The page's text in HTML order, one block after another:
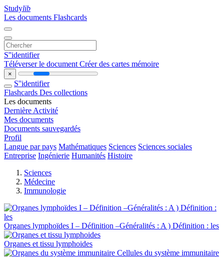
Studylib
Les documents Flashcards
S''identifier
Téléverser le document Créer des cartes mémoire
×
S''identifier
Flashcards Des collections
Les documents
Dernière Activité
Mes documents
Documents sauvegardés
Profil
Langue par pays Mathématiques Sciences Sciences sociales
Entreprise Ingénierie Humanités Histoire
Sciences
Médecine
Immunologie
Organes lymphoïdes I – Définition –Généralités : A ) Définition : les
Organes et tissu lymphoides